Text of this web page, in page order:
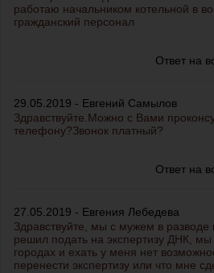
работаю начальником котельной в
гражданский персонал
Ответ на
29.05.2019 - Евгений Самылов
Здравствуйте.Можно с Вами
телефону?Звонок платный?
Ответ на
27.05.2019 - Евгения Лебедева
Здравствуйте, мы с мужем в
решил подать на экспертизу ДНК,
городах и ехать у меня нет
перенести экспертизу или что мне